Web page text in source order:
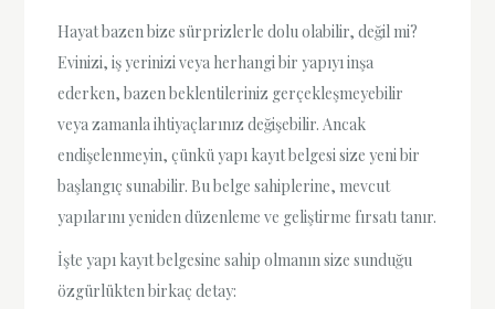
Hayat bazen bize sürprizlerle dolu olabilir, değil mi?
Evinizi, iş yerinizi veya herhangi bir yapıyı inşa
ederken, bazen beklentileriniz gerçekleşmeyebilir
veya zamanla ihtiyaçlarınız değişebilir. Ancak
endişelenmeyin, çünkü yapı kayıt belgesi size yeni bir
başlangıç sunabilir. Bu belge sahiplerine, mevcut
yapılarını yeniden düzenleme ve geliştirme fırsatı tanır.
İşte yapı kayıt belgesine sahip olmanın size sunduğu
özgürlükten birkaç detay: